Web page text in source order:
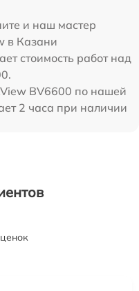
и наш мастер
в Казани
стоимость работ над
BV6600 по нашей
2 часа при наличии